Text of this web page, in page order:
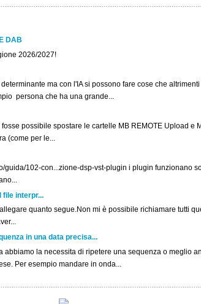
DAB
2026/2027!
ma con l'IA si possono fare cose che
persona che ha una grande...
possibile spostare le cartelle MB REMOTE Upload e
(come per le...
guida/102-con...zione-dsp-vst-plugin i plugin funzionano
file interpr...
quanto segue.Non mi è possibile richiamare tutti
in una data precisa...
abbiamo la necessita di ripetere una sequenza o meglio
Per esempio mandare in onda...